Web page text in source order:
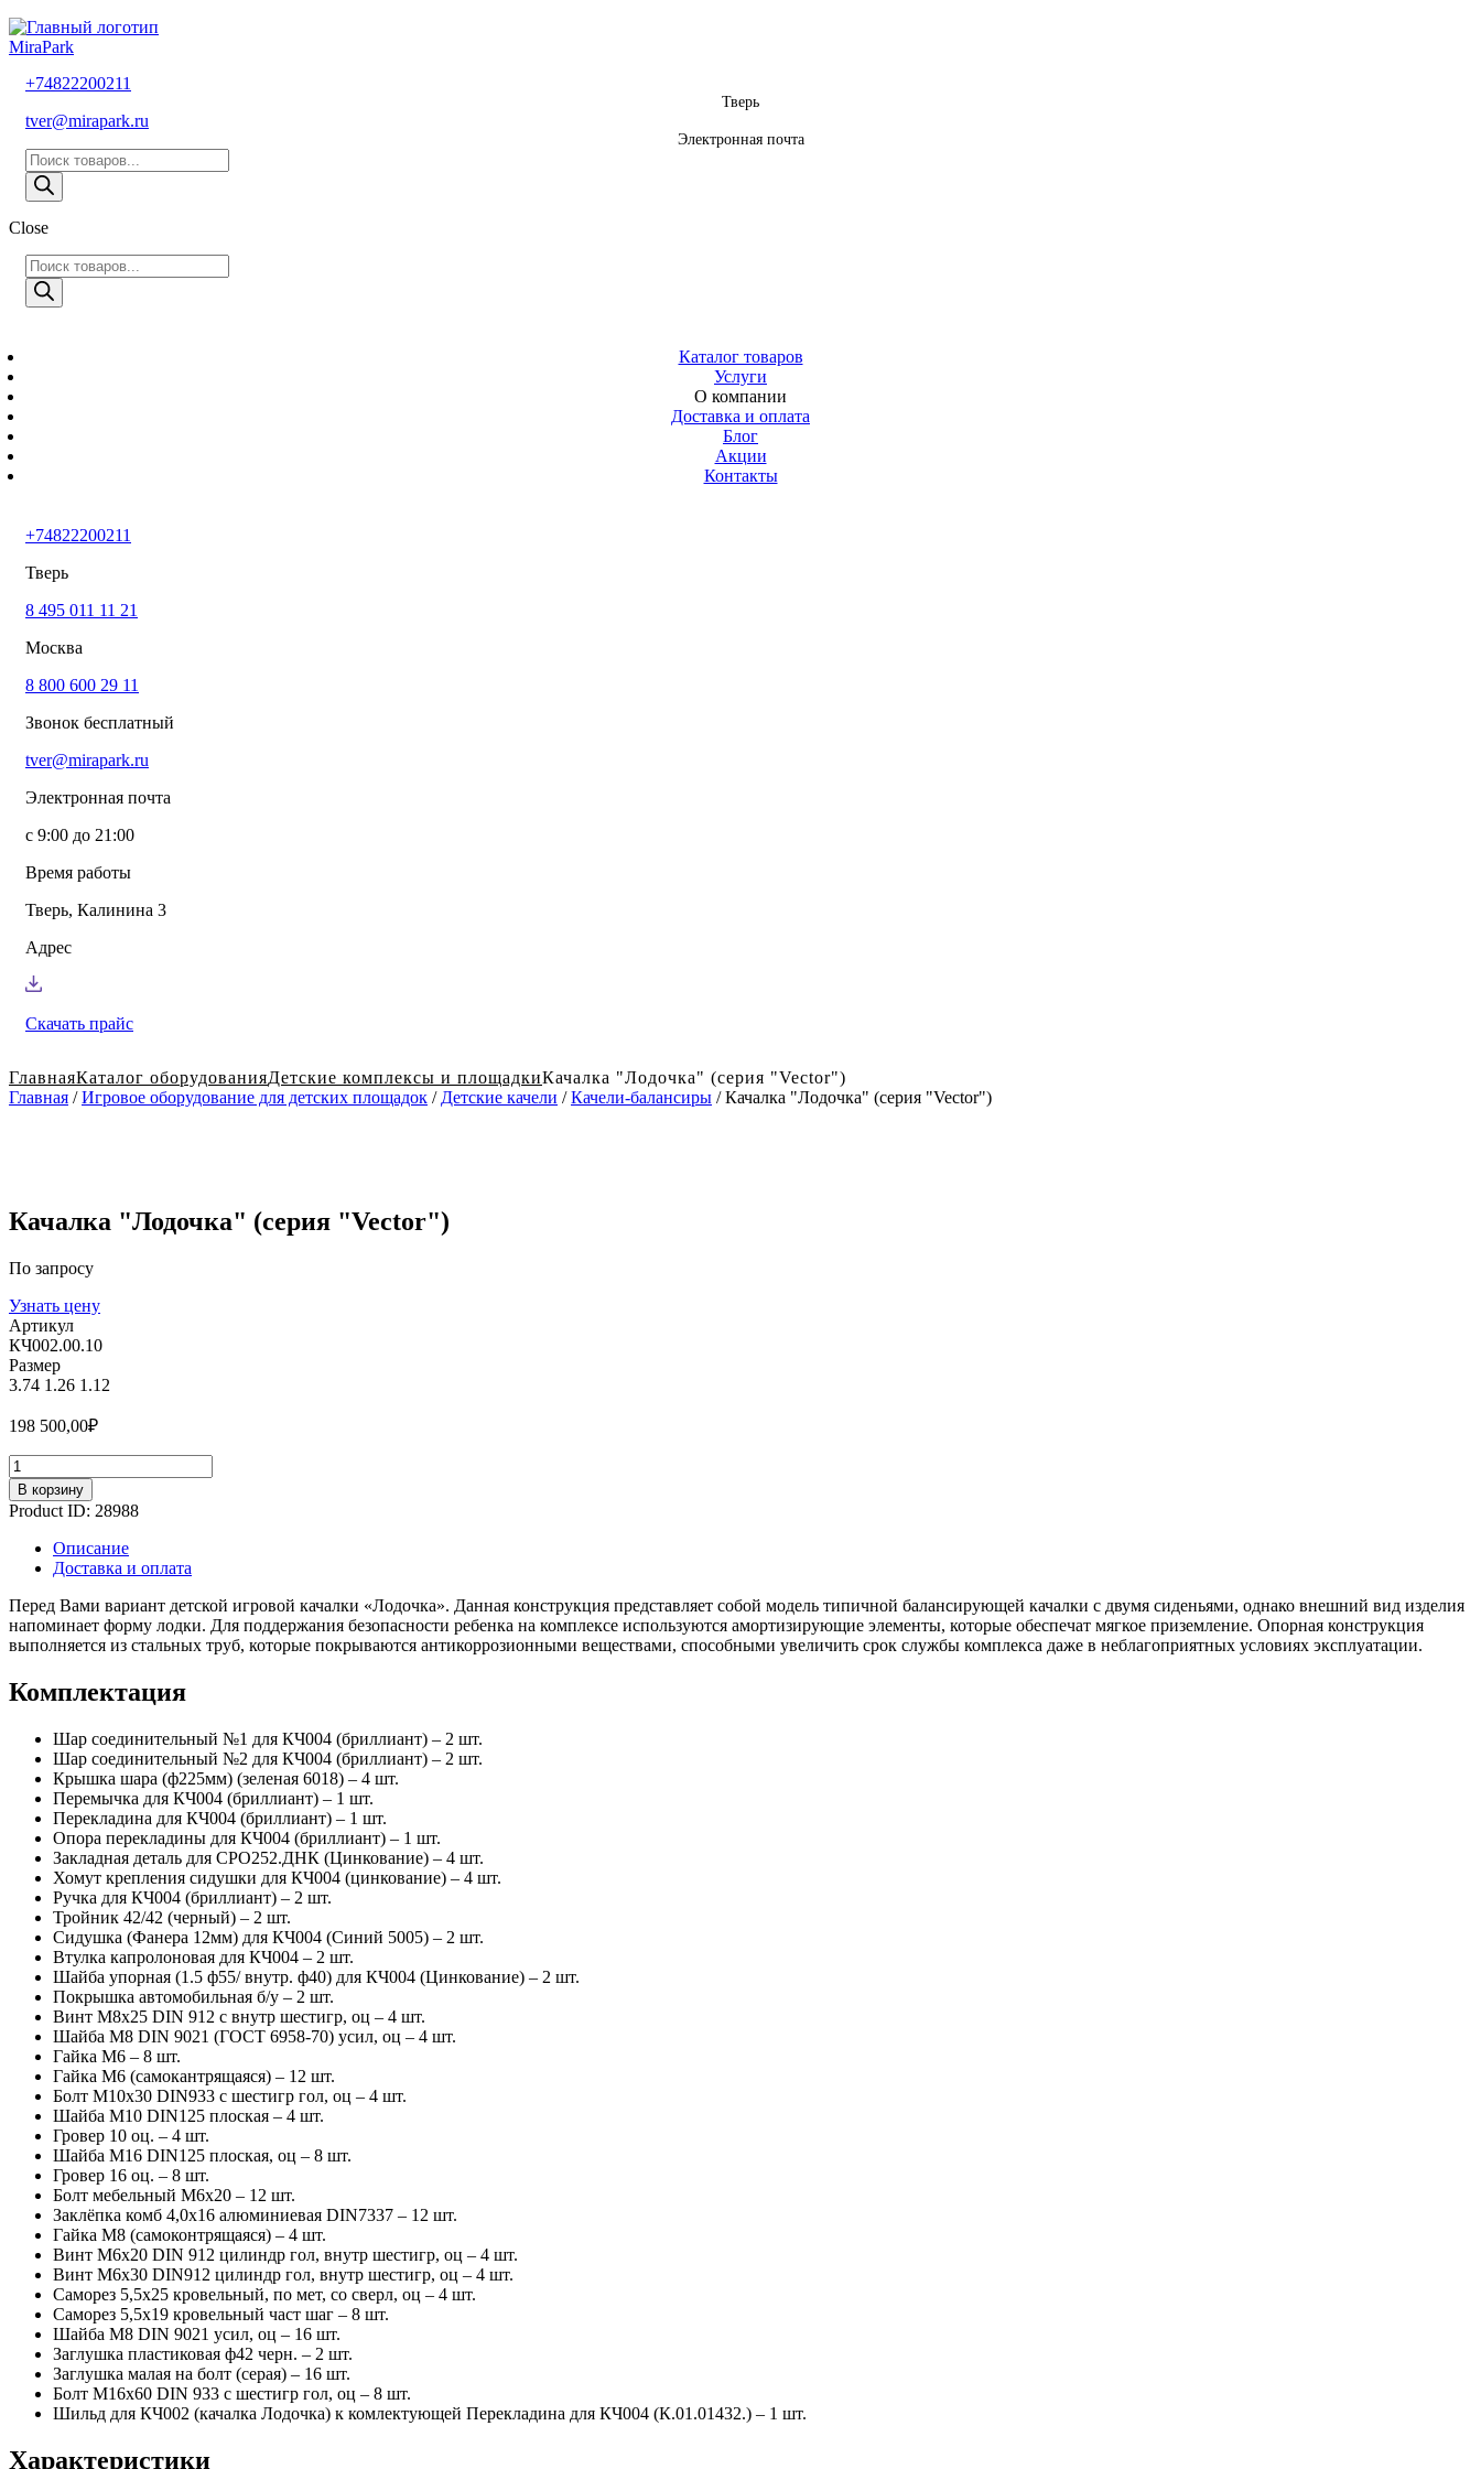
MiraPark
+74822200211
Тверь
tver@mirapark.ru
Электронная почта
Поиск
товаров
Close
Поиск
товаров
Каталог товаров
Услуги
О компании
Доставка и оплата
Блог
Акции
Контакты
+74822200211
Тверь
8 495 011 11 21
Москва
8 800 600 29 11
Звонок бесплатный
tver@mirapark.ru
Электронная почта
с 9:00 до 21:00
Время работы
Тверь, Калинина 3
Адрес
Скачать прайс
ГлавнаяКаталог оборудованияДетские комплексы и площадкиКачалка "Лодочка" (серия "Vector")
Главная /Игровое оборудование для детских площадок / Детские качели /Качели-балансиры / Качалка "Лодочка" (серия "Vector")
Качалка "Лодочка" (серия "Vector")
По запросу
Узнать цену
Артикул
КЧ002.00.10
Размер
3.74 1.26 1.12
198 500,00₽
Количество
В корзину
Product ID: 28988
Описание
Доставка и оплата
Перед Вами вариант детской игровой качалки «Лодочка». Данная конструкция представляет собой модель типичной балансирующей качалки с двумя сиденьями, однако внешний вид изделия
напоминает форму лодки. Для поддержания безопасности ребенка на комплексе используются амортизирующие элементы, которые обеспечат мягкое приземление. Опорная конструкция
выполняется из стальных труб, которые покрываются антикоррозионными веществами, способными увеличить срок службы комплекса даже в неблагоприятных условиях эксплуатации.
Комплектация
Шар соединительный №1 для КЧ004 (бриллиант) – 2 шт.
Шар соединительный №2 для КЧ004 (бриллиант) – 2 шт.
Крышка шара (ф225мм) (зеленая 6018) – 4 шт.
Перемычка для КЧ004 (бриллиант) – 1 шт.
Перекладина для КЧ004 (бриллиант) – 1 шт.
Опора перекладины для КЧ004 (бриллиант) – 1 шт.
Закладная деталь для СРО252.ДНК (Цинкование) – 4 шт.
Хомут крепления сидушки для КЧ004 (цинкование) – 4 шт.
Ручка для КЧ004 (бриллиант) – 2 шт.
Тройник 42/42 (черный) – 2 шт.
Сидушка (Фанера 12мм) для КЧ004 (Синий 5005) – 2 шт.
Втулка капролоновая для КЧ004 – 2 шт.
Шайба упорная (1.5 ф55/ внутр. ф40) для КЧ004 (Цинкование) – 2 шт.
Покрышка автомобильная б/у – 2 шт.
Винт М8х25 DIN 912 с внутр шестигр, оц – 4 шт.
Шайба М8 DIN 9021 (ГОСТ 6958-70) усил, оц – 4 шт.
Гайка М6 – 8 шт.
Гайка М6 (самокантрящаяся) – 12 шт.
Болт М10х30 DIN933 с шестигр гол, оц – 4 шт.
Шайба М10 DIN125 плоская – 4 шт.
Гровер 10 оц. – 4 шт.
Шайба М16 DIN125 плоская, оц – 8 шт.
Гровер 16 оц. – 8 шт.
Болт мебельный М6х20 – 12 шт.
Заклёпка комб 4,0х16 алюминиевая DIN7337 – 12 шт.
Гайка М8 (самоконтрящаяся) – 4 шт.
Винт М6х20 DIN 912 цилиндр гол, внутр шестигр, оц – 4 шт.
Винт М6х30 DIN912 цилиндр гол, внутр шестигр, оц – 4 шт.
Саморез 5,5х25 кровельный, по мет, со сверл, оц – 4 шт.
Саморез 5,5х19 кровельный част шаг – 8 шт.
Шайба М8 DIN 9021 усил, оц – 16 шт.
Заглушка пластиковая ф42 черн. – 2 шт.
Заглушка малая на болт (серая) – 16 шт.
Болт М16х60 DIN 933 с шестигр гол, оц – 8 шт.
Шильд для КЧ002 (качалка Лодочка) к комлектующей Перекладина для КЧ004 (К.01.01432.) – 1 шт.
Характеристики